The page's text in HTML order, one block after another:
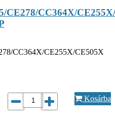
CE278/CC364X/
CC364X/CE255X/CE505X
Kosárba